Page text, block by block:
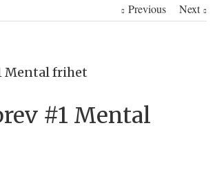
Previous Next
Mental frihet
#1 Mental